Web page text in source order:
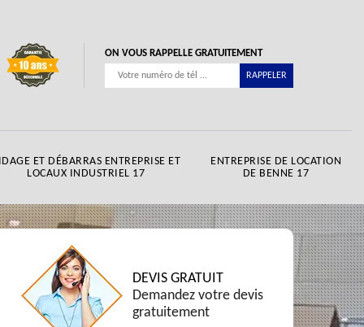
ON VOUS RAPPELLE GRATUITEMENT
ET DÉBARRAS ENTREPRISE ET
LOCAUX INDUSTRIEL 17
ENTREPRISE DE LOCATION
DE BENNE 17
DEVIS GRATUIT
Demandez votre devis
gratuitement